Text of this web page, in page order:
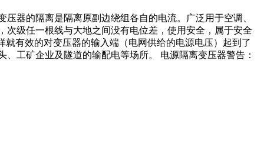
器的隔离是隔离原副边绕组各自的电流。广泛用于空调、
级任一根线与大地之间没有电位差，使用安全，属于安全
有效的对变压器的输入端（电网供给的电源电压）起到了
工矿企业及隧道的输配电等场所。 电源隔离变压器警告：